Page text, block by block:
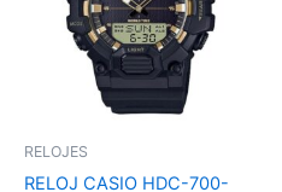
RELOJES
RELOJ CASIO HDC-700-